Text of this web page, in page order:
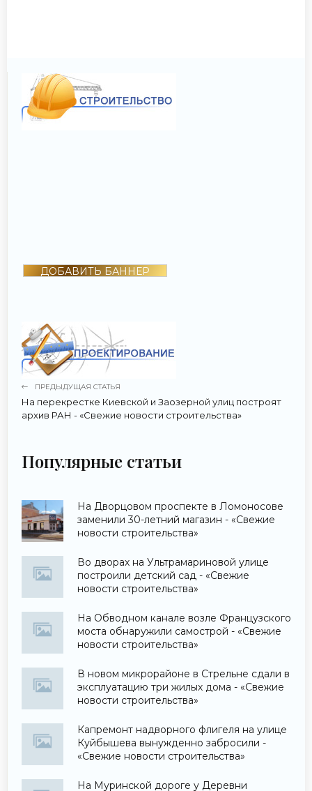
ДОБАВИТЬ БАННЕР
ПРЕДЫДУЩАЯ СТАТЬЯ
На перекрестке Киевской и Заозерной улиц построят
архив РАН - «Свежие новости строительства»
Популярные статьи
На Дворцовом проспекте в Ломоносове
заменили 30-летний магазин - «Свежие
новости строительства»
Во дворах на Ультрамариновой улице
построили детский сад - «Свежие
новости строительства»
На Обводном канале возле Французского
моста обнаружили самострой - «Свежие
новости строительства»
В новом микрорайоне в Стрельне сдали в
эксплуатацию три жилых дома - «Свежие
новости строительства»
Капремонт надворного флигеля на улице
Куйбышева вынужденно забросили -
«Свежие новости строительства»
На Муринской дороге у Деревни